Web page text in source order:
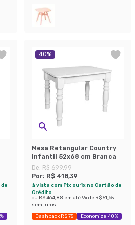
40%
Mesa Retangular Country
Infantil 52x68 cm Branca
De:R$ 699,99
Por: R$ 418,39
à vista com Pix ou 1x no Cartão de
Crédito
ou R$ 464,88 em até9x de R$ 51,65
sem juros
Cashback R$ 75 Economize 40%